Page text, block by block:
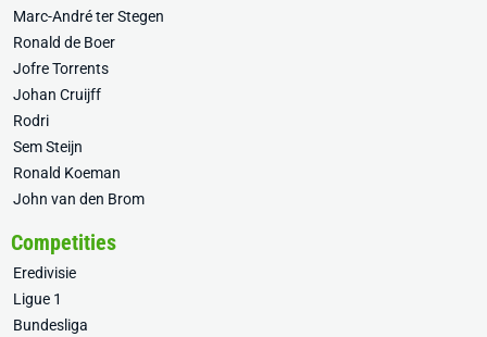
Marc-André ter Stegen
Ronald de Boer
Jofre Torrents
Johan Cruijff
Rodri
Sem Steijn
Ronald Koeman
John van den Brom
Competities
Eredivisie
Ligue 1
Bundesliga